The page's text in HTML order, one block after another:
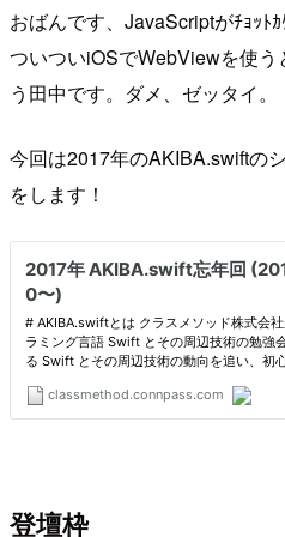
おばんです、JavaScriptがﾁｮｯﾄ
ついついiOSでWebViewを使う
う田中です。ダメ、ゼッタイ。
今回は2017年のAKIBA.swiftの
をします！
登壇枠